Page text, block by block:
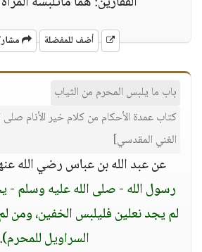
أضف للمفضلة
باب ما يلبس المحرم من الثياب
كتاب عمدة الأحكام من كلام خير الأنام
الغني المقدسي]
عن عبد الله بن عباس رضي الله
رسول الله - صلى الله عليه وسلم
لم يجد نعلين فليلبس الخفين، ومن
السراويل للمحرم).